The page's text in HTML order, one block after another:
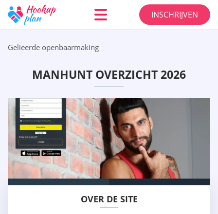
INSCHRIJVEN
Gelieerde openbaarmaking
MANHUNT OVERZICHT 2026
OVER DE SITE